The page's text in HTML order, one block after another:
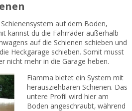
auf dem Boden,
kannst du die Fahrräder außerhalb
auf die Schienen schieben und
Heckgarage schieben. Somit musst
nicht mehr in die Garage heben.
Fiamma bietet ein System mit
herausziehbaren Schienen. Das
untere Profil wird hier am
Boden angeschraubt, während